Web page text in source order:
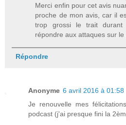
Merci enfin pour cet avis
proche de mon avis, car il
trop grossi le trait durant
répondre aux attaques sur le
Répondre
Anonyme 6 avril 2016 à 01:58
Je renouvelle mes
podcast (j'ai presque fini la